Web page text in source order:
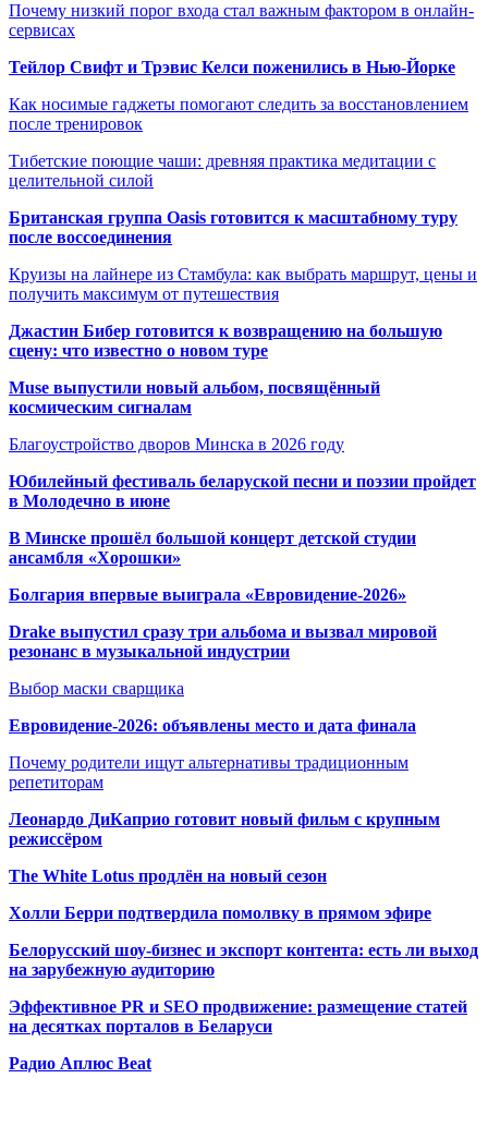
Почему низкий порог входа стал важным фактором в онлайн-
сервисах
Тейлор Свифт и Трэвис Келси поженились в Нью-Йорке
Как носимые гаджеты помогают следить за восстановлением
после тренировок
Тибетские поющие чаши: древняя практика медитации с
целительной силой
Британская группа Oasis готовится к масштабному туру
после воссоединения
Круизы на лайнере из Стамбула: как выбрать маршрут, цены и
получить максимум от путешествия
Джастин Бибер готовится к возвращению на большую
сцену: что известно о новом туре
Muse выпустили новый альбом, посвящённый
космическим сигналам
Благоустройство дворов Минска в 2026 году
Юбилейный фестиваль беларуской песни и поэзии пройдет
в Молодечно в июне
В Минске прошёл большой концерт детской студии
ансамбля «Хорошки»
Болгария впервые выиграла «Евровидение-2026»
Drake выпустил сразу три альбома и вызвал мировой
резонанс в музыкальной индустрии
Выбор маски сварщика
Евровидение-2026: объявлены место и дата финала
Почему родители ищут альтернативы традиционным
репетиторам
Леонардо ДиКаприо готовит новый фильм с крупным
режиссёром
The White Lotus продлён на новый сезон
Холли Берри подтвердила помолвку в прямом эфире
Белорусский шоу-бизнес и экспорт контента: есть ли выход
на зарубежную аудиторию
Эффективное PR и SEO продвижение: размещение статей
на десятках порталов в Беларуси
Радио Аплюс Beat